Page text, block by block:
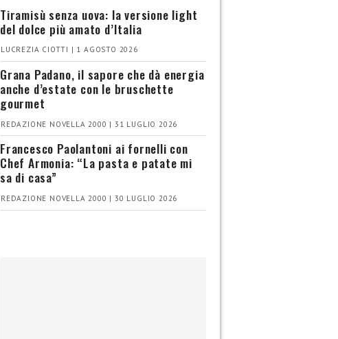
Tiramisù senza uova: la versione light
del dolce più amato d’Italia
LUCREZIA CIOTTI | 1 AGOSTO 2026
Grana Padano, il sapore che dà energia
anche d’estate con le bruschette
gourmet
REDAZIONE NOVELLA 2000 | 31 LUGLIO 2026
Francesco Paolantoni ai fornelli con
Chef Armonia: “La pasta e patate mi
sa di casa”
REDAZIONE NOVELLA 2000 | 30 LUGLIO 2026